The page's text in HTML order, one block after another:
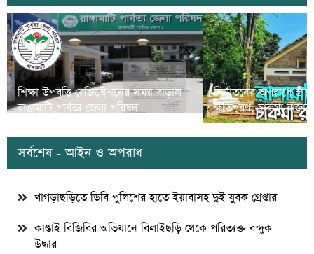
শিক্ষা উপবৃত্তি রেজিস্ট্রেশনের সময় বাড়াল
রাঙামাটি পার্বত্য জেলা পরিষদ
নির্যাতনের অপরাধে
ক্ষতিপুরণ; চাকমা
সর্বশেষ - আইন ও অপরাধ
খাগড়াছড়িতে ডিবি পুলিশের হাতে ইয়াবাসহ দুই যুবক গ্রেপ্তার
কাপ্তাই বিজিবির অভিযানে বিলাইছড়ি থেকে পরিত্যক্ত বন্দুক
উদ্ধার